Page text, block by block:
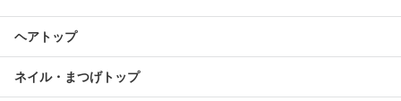
ヘアトップ
ネイル・まつげトップ